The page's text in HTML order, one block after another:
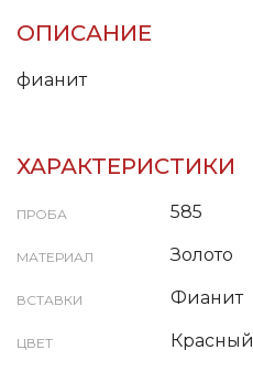
ОПИСАНИЕ
фианит
ХАРАКТЕРИСТИКИ
ПРОБА 585
МАТЕРИАЛ Золото
ВСТАВКИ Фианит
ЦВЕТ Красный